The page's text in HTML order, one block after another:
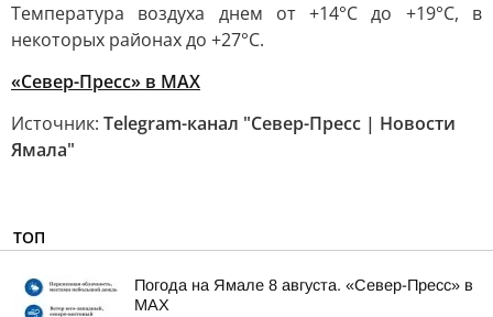
Температура воздуха днем от +14°C до +19°C, в
некоторых районах до +27°C.
«Север-Пресс» в MAX
Источник: Telegram-канал "Север-Пресс | Новости
Ямала"
ТОП
Погода на Ямале 8 августа. «Север-Пресс» в
MAX